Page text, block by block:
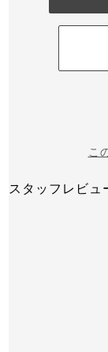
こ
スタッフレビュ